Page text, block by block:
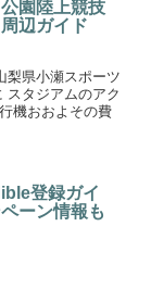
園陸上競技
辺ガイド
梨県小瀬スポーツ
スタジアムのアク
機おおよその費
登録ガイ
ーン情報も